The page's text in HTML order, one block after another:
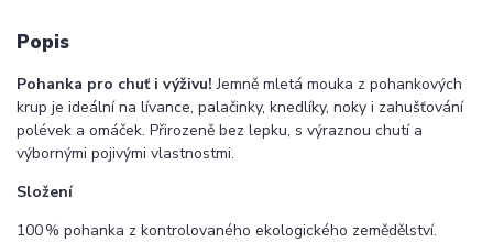
Popis
Pohanka pro chuť i výživu! Jemně mletá mouka z pohankových
krup je ideální na lívance, palačinky, knedlíky, noky i zahušťování
polévek a omáček. Přirozeně bez lepku, s výraznou chutí a
výbornými pojivými vlastnostmi.
Složení
100 % pohanka z kontrolovaného ekologického zemědělství.